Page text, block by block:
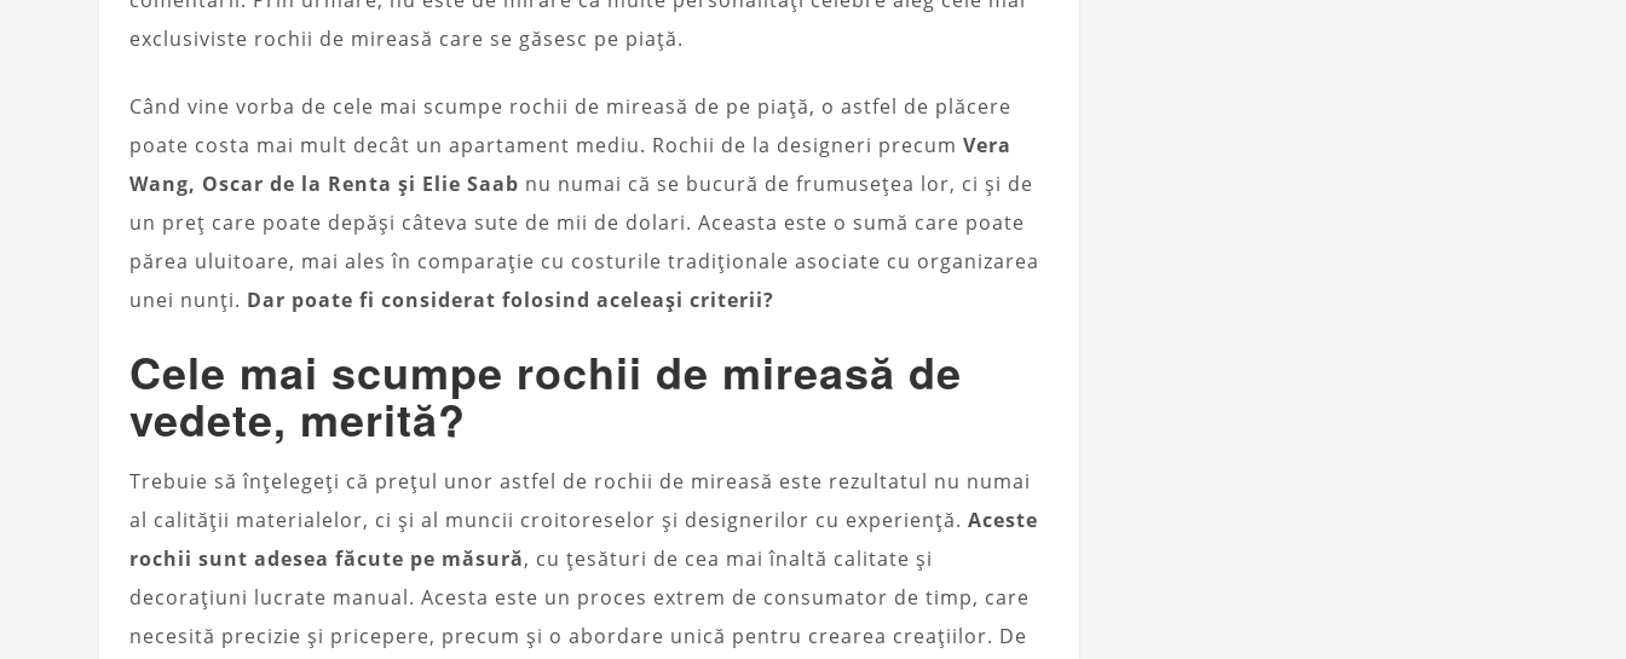
exclusiviste rochii de mireasă care se găsesc pe piață.
Când vine vorba de cele mai scumpe rochii de mireasă de pe piață, o astfel de plăcere
poate costa mai mult decât un apartament mediu. Rochii de la designeri precum Vera
Wang, Oscar de la Renta și Elie Saab nu numai că se bucură de frumusețea lor, ci și de
un preț care poate depăși câteva sute de mii de dolari. Aceasta este o sumă care poate
părea uluitoare, mai ales în comparație cu costurile tradiționale asociate cu organizarea
unei nunți. Dar poate fi considerat folosind aceleași criterii?
Cele mai scumpe rochii de mireasă de
vedete, merită?
Trebuie să înțelegeți că prețul unor astfel de rochii de mireasă este rezultatul nu numai
al calității materialelor, ci și al muncii croitoreselor și designerilor cu experiență. Aceste
rochii sunt adesea făcute pe măsură, cu țesături de cea mai înaltă calitate și
decorațiuni lucrate manual. Acesta este un proces extrem de consumator de timp, care
necesită precizie și pricepere, precum și o abordare unică pentru crearea creațiilor. De